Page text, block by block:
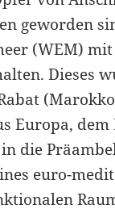
geworden
(WEM)
Dieses
Europa,
die
euro-